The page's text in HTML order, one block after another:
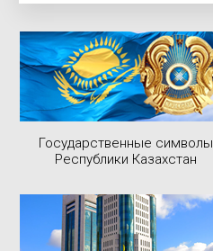
Государственные символы
Республики Казахстан